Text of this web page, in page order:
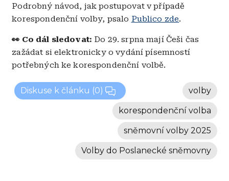
Podrobný návod, jak postupovat v případě
korespondenční volby, psalo Publico zde.
👀 Co dál sledovat: Do 29. srpna mají Češi čas
zažádat si elektronicky o vydání písemností
potřebných ke korespondenční volbě.
Diskuse k článku (0) volby
korespondenční volba
sněmovní volby 2025
Volby do Poslanecké sněmovny